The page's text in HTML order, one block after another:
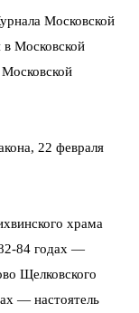
Московской
Московской
22 февраля
храма
84 годах —
Щелковского
— настоятель